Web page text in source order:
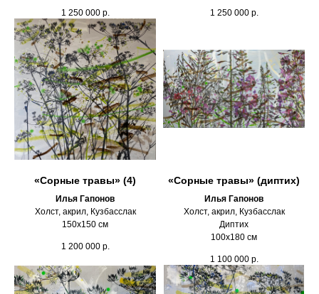
1 250 000 р. 1 250 000 р.
«Сорные травы» (4)
Илья Гапонов
Холст, акрил, Кузбасслак
150х150 см
1 200 000 р.
«Сорные травы» (диптих)
Илья Гапонов
Холст, акрил, Кузбасслак
Диптих
100х180 см
1 100 000 р.